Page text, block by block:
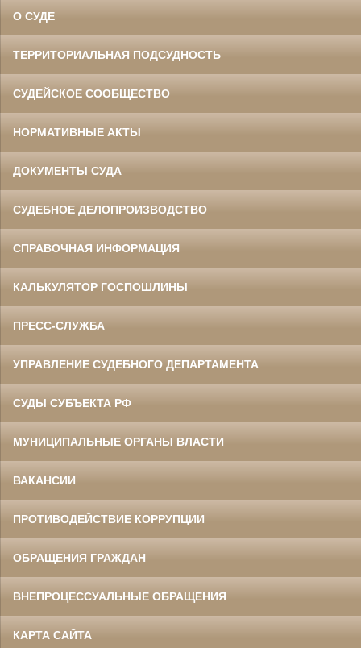
О СУДЕ
ТЕРРИТОРИАЛЬНАЯ ПОДСУДНОСТЬ
СУДЕЙСКОЕ СООБЩЕСТВО
НОРМАТИВНЫЕ АКТЫ
ДОКУМЕНТЫ СУДА
СУДЕБНОЕ ДЕЛОПРОИЗВОДСТВО
СПРАВОЧНАЯ ИНФОРМАЦИЯ
КАЛЬКУЛЯТОР ГОСПОШЛИНЫ
ПРЕСС-СЛУЖБА
УПРАВЛЕНИЕ СУДЕБНОГО ДЕПАРТАМЕНТА
СУДЫ СУБЪЕКТА РФ
МУНИЦИПАЛЬНЫЕ ОРГАНЫ ВЛАСТИ
ВАКАНСИИ
ПРОТИВОДЕЙСТВИЕ КОРРУПЦИИ
ОБРАЩЕНИЯ ГРАЖДАН
ВНЕПРОЦЕССУАЛЬНЫЕ ОБРАЩЕНИЯ
КАРТА САЙТА